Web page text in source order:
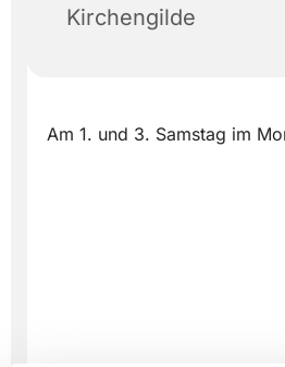
Kirchengilde
Am 1. und 3. Samstag im